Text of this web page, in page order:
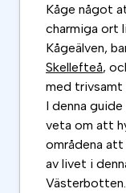
Kåge något
charmiga ort
Kågeälven,
Skellefteå,
med trivsamt
I denna
veta om att
områdena
av livet i
Västerbotten.